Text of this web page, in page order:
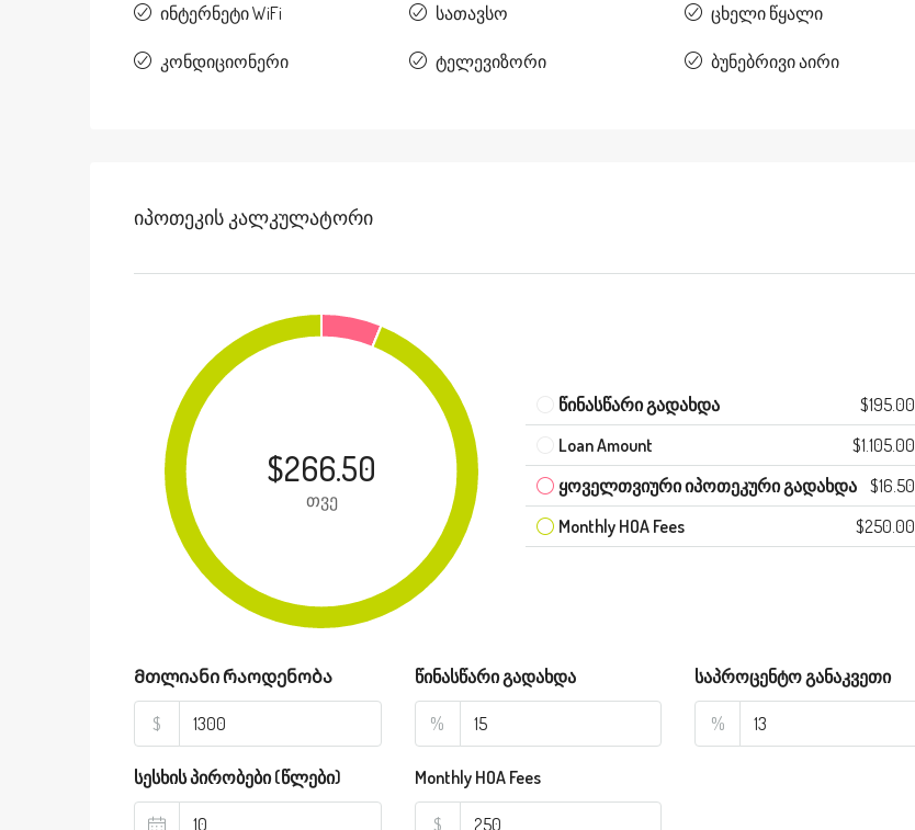
ინტერნეტი WiFi
კონდიციონერი
სათავსო
ტელევიზორი
ცხელი წყალი
ბუნებრივი აირი
Იპოთეკის Კალკულატორი
$266.50
თვე
წინასწარი გადახდა
$195.00
Loan Amount
$1.105.00
ყოველთვიური იპოთეკური გადახდა $16.50
Monthly HOA Fees
$250.00
Მთლიანი რაოდენობა
$
წინასწარი გადახდა
%
საპროცენტო განაკვეთი
%
სესხის პირობები (წლები) Monthly HOA Fees
$